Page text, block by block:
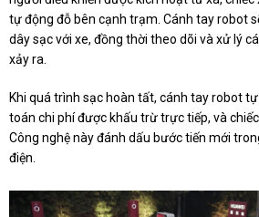
tự động đỗ bên cạnh trạm. Cánh tay robot
dây sạc với xe, đồng thời theo dõi và xử lý
xảy ra.
Khi quá trình sạc hoàn tất, cánh tay robot
toán chi phí được khấu trừ trực tiếp, và
Công nghệ này đánh dấu bước tiến mới
điện.